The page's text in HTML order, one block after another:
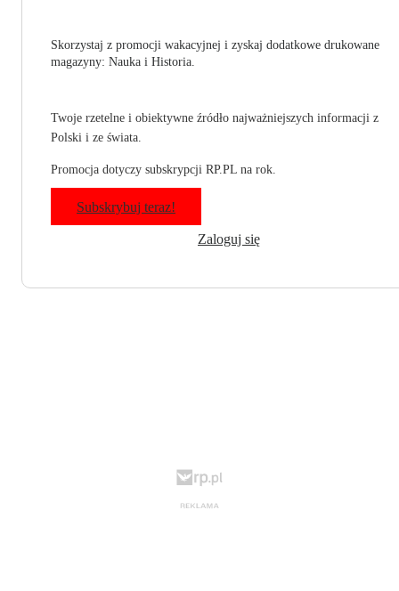
Skorzystaj z promocji wakacyjnej i zyskaj dodatkowe drukowane
magazyny: Nauka i Historia.
Twoje rzetelne i obiektywne źródło najważniejszych informacji z
Polski i ze świata.
Promocja dotyczy subskrypcji RP.PL na rok.
Subskrybuj teraz!
Zaloguj się